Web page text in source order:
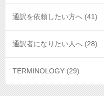
通訳を依頼したい方へ (41)
通訳者になりたい人へ (28)
TERMINOLOGY (29)